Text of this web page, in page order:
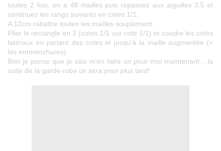
toutes 2 fois, on a 48 mailles puis repassez aux aiguilles 3.5 et
continuez les rangs suivants en cotes 1/1.
A 12cm rabattre toutes les mailles souplement
Plier le rectangle en 2 (cotes 1/1 sur cote 1/1) et coudre les cotés
latéraux en partant des cotes et jusqu'à la maille augmentée (=
les emmenchures)
Bon je pense que je vais m'en faire un pour moi maintenant... la
suite de la garde-robe ce sera pour plus tard!